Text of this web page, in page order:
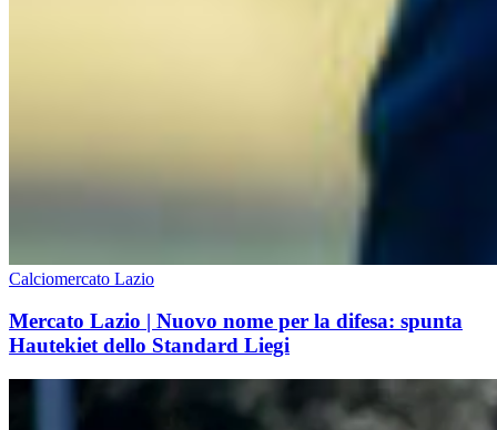
Calciomercato Lazio
Mercato Lazio | Nuovo nome per la difesa: spunta
Hautekiet dello Standard Liegi